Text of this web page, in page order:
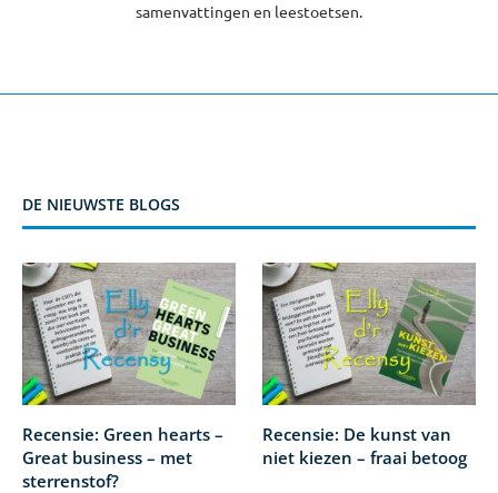
samenvattingen en leestoetsen.
DE NIEUWSTE BLOGS
Recensie: Green hearts –
Great business – met
sterrenstof?
Recensie: De kunst van
niet kiezen – fraai betoog